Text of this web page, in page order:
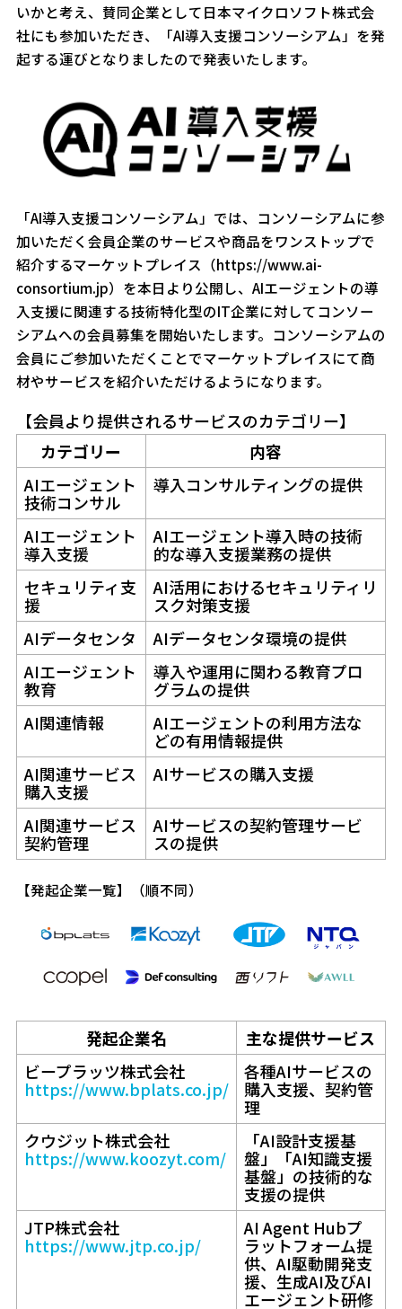
いかと考え、賛同企業として日本マイクロソフト株式会
社にも参加いただき、「AI導入支援コンソーシアム」を発
起する運びとなりましたので発表いたします。
「AI導入支援コンソーシアム」では、コンソーシアムに参
加いただく会員企業のサービスや商品をワンストップで
紹介するマーケットプレイス（https://www.ai-
consortium.jp）を本日より公開し、AIエージェントの導
入支援に関連する技術特化型のIT企業に対してコンソー
シアムへの会員募集を開始いたします。コンソーシアムの
会員にご参加いただくことでマーケットプレイスにて商
材やサービスを紹介いただけるようになります。
【会員より提供されるサービスのカテゴリー】
カテゴリー
内容
AIエージェント
技術コンサル
導入コンサルティングの提供
AIエージェント
導入支援
AIエージェント導入時の技術
的な導入支援業務の提供
セキュリティ支
援
AI活用におけるセキュリティリ
スク対策支援
AIデータセンタ
AIデータセンタ環境の提供
AIエージェント
教育
導入や運用に関わる教育プロ
グラムの提供
AI関連情報
AIエージェントの利用方法な
どの有用情報提供
AI関連サービス
購入支援
AIサービスの購入支援
AI関連サービス
契約管理
AIサービスの契約管理サービ
スの提供
【発起企業一覧】（順不同）
発起企業名
主な提供サービス
ビープラッツ株式会社
https://www.bplats.co.jp/
各種AIサービスの
購入支援、契約管
理
クウジット株式会社
https://www.koozyt.com/
「AI設計支援基
盤」「AI知識支援
基盤」の技術的な
支援の提供
JTP株式会社
https://www.jtp.co.jp/
AI Agent Hubプ
ラットフォーム提
供、AI駆動開発支
援、生成AI及びAI
エージェント研修